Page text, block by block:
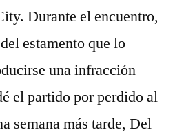
Durante el encuentro,
estamento que lo
una infracción
el partido por perdido al
semana más tarde, Del